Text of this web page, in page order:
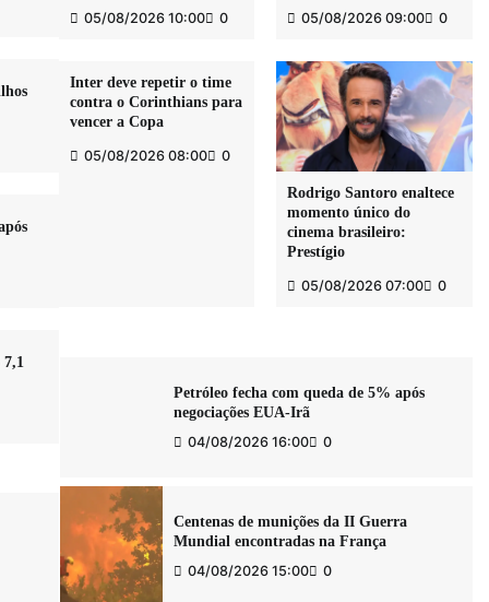
05/08/2026 10:00 0 05/08/2026 09:00 0
Inter deve repetir o time
contra o Corinthians para
vencer a Copa
05/08/2026 08:00 0
Rodrigo Santoro enaltece
momento único do
cinema brasileiro:
Prestígio
05/08/2026 07:00 0
Mundial encontradas na França
Ana Castela é barrada de própria casa
após leilão polêmico
04/08/2026 14:00 0
Trump diz que negociações com o Irã
podem trazer mudanças rápidas
Petróleo fecha com queda de 5% após
negociações EUA-Irã
04/08/2026 16:00 0
Centenas de munições da II Guerra
Mundial encontradas na França
04/08/2026 15:00 0